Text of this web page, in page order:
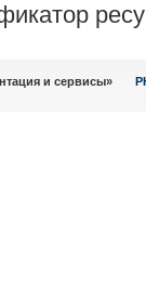
и сервисы»